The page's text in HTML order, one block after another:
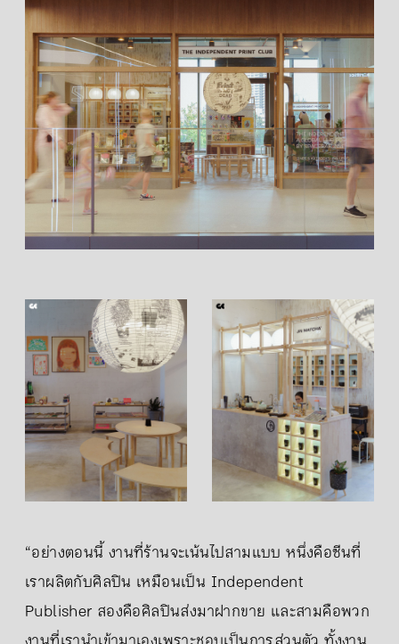
“อย่างตอนนี้ งานที่ร้านจะเน้นไปสามแบบ หนึ่งคือซีนที่
เราผลิตกับศิลปิน เหมือนเป็น Independent
Publisher สองคือศิลปินส่งมาฝากขาย และสามคือพวก